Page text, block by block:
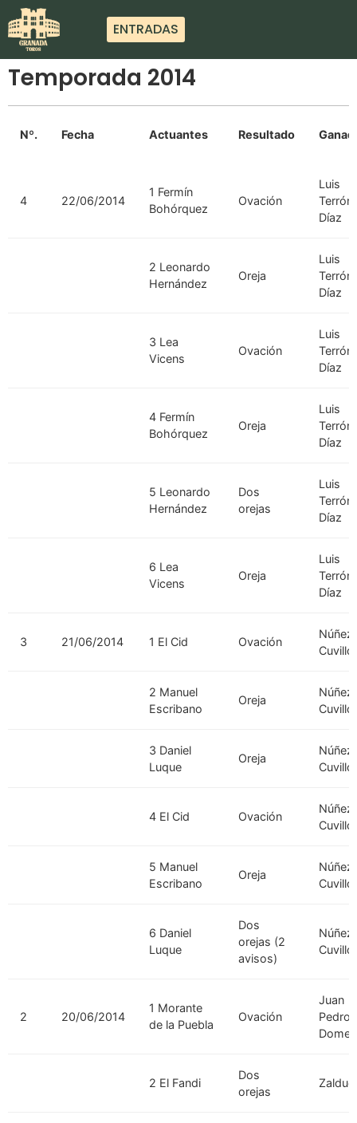
ENTRADAS
Temporada 2014
Nº. Fecha Actuantes Resultado
4 22/06/2014
1 Fermín
Bohórquez
Ovación
Luis
Terrón
Díaz
2 Leonardo
Hernández
Oreja
Luis
Terrón
Díaz
3 Lea
Vicens
Ovación
Luis
Terrón
Díaz
4 Fermín
Bohórquez
Oreja
Luis
Terrón
Díaz
5 Leonardo
Hernández
Dos
orejas
Luis
Terrón
Díaz
6 Lea
Vicens
Oreja
Luis
Terrón
Díaz
3 21/06/2014 1 El Cid Ovación
Núñez
Cuvillo
2 Manuel
Escribano
Oreja
Núñez
Cuvillo
3 Daniel
Luque
Oreja
Núñez
Cuvillo
4 El Cid Ovación
Núñez
Cuvillo
5 Manuel
Escribano
Oreja
Núñez
Cuvillo
6 Daniel
Luque
Dos
orejas (2
avisos)
Núñez
Cuvillo
2 20/06/2014
1 Morante
de la Puebla
Ovación
Juan
Pedro
2 El Fandi
Dos
orejas